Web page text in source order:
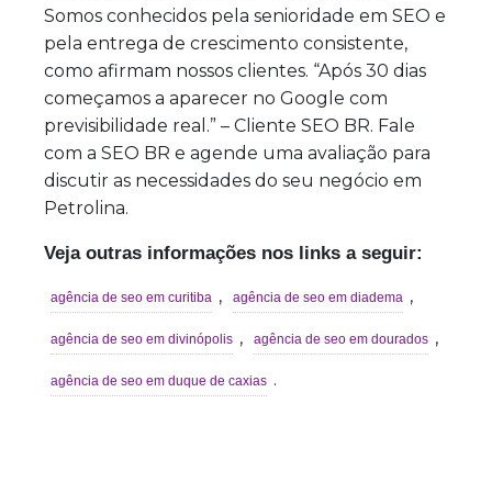
Somos conhecidos pela senioridade em SEO e
pela entrega de crescimento consistente,
como afirmam nossos clientes. “Após 30 dias
começamos a aparecer no Google com
previsibilidade real.” – Cliente SEO BR. Fale
com a SEO BR e agende uma avaliação para
discutir as necessidades do seu negócio em
Petrolina.
Veja outras informações nos links a seguir:
agência de seo em curitiba , agência de seo em diadema ,
agência de seo em divinópolis , agência de seo em dourados ,
agência de seo em duque de caxias .